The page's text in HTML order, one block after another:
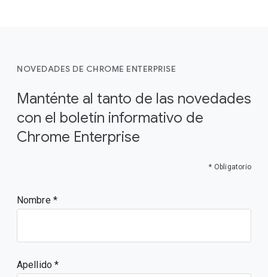
NOVEDADES DE CHROME ENTERPRISE
Manténte al tanto de las novedades
con el boletín informativo de
Chrome Enterprise
* Obligatorio
Nombre
Apellido